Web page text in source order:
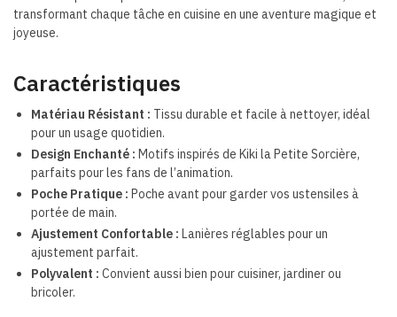
transformant chaque tâche en cuisine en une aventure magique et
joyeuse.
Caractéristiques
Matériau Résistant : Tissu durable et facile à nettoyer, idéal
pour un usage quotidien.
Design Enchanté : Motifs inspirés de Kiki la Petite Sorcière,
parfaits pour les fans de l’animation.
Poche Pratique : Poche avant pour garder vos ustensiles à
portée de main.
Ajustement Confortable : Lanières réglables pour un
ajustement parfait.
Polyvalent : Convient aussi bien pour cuisiner, jardiner ou
bricoler.